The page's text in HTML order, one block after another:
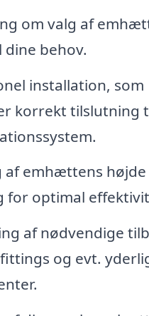
om valg af
dine behov.
installation, som
korrekt tilslutning
af emhættens højde
for optimal
af nødvendige
og evt.